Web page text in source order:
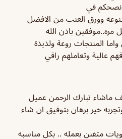
في
وورق العنب من الافضل
مره..موفقين باذن الله
المنتجات روعة ولذيذة
عالية وتعاملهم راقي
ماشاء تبارك الرحمن عميل
خير برهان بتوفيق ان شاء
متفنن بعمله .. بكل مناسبه